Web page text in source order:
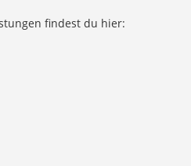
findest du hier: